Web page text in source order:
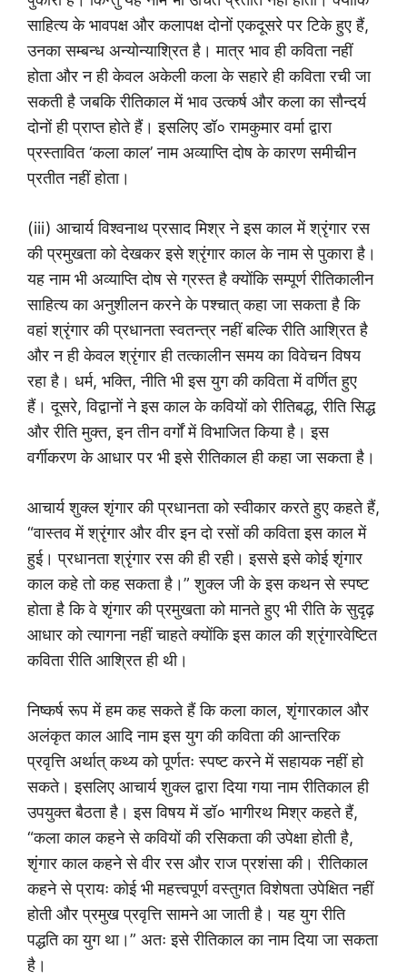
साहित्य के भावपक्ष और कलापक्ष दोनों एकदूसरे पर टिके हुए हैं,
उनका सम्बन्ध अन्योन्याश्रित है। मात्र भाव ही कविता नहीं
होता और न ही केवल अकेली कला के सहारे ही कविता रची जा
सकती है जबकि रीतिकाल में भाव उत्कर्ष और कला का सौन्दर्य
दोनों ही प्राप्त होते हैं। इसलिए डॉ० रामकुमार वर्मा द्वारा
प्रस्तावित ‘कला काल’ नाम अव्याप्ति दोष के कारण समीचीन
प्रतीत नहीं होता।
(iii) आचार्य विश्वनाथ प्रसाद मिश्र ने इस काल में श्रृंगार रस
की प्रमुखता को देखकर इसे श्रृंगार काल के नाम से पुकारा है।
यह नाम भी अव्याप्ति दोष से ग्रस्त है क्योंकि सम्पूर्ण रीतिकालीन
साहित्य का अनुशीलन करने के पश्चात् कहा जा सकता है कि
वहां श्रृंगार की प्रधानता स्वतन्त्र नहीं बल्कि रीति आश्रित है
और न ही केवल श्रृंगार ही तत्कालीन समय का विवेचन विषय
रहा है। धर्म, भक्ति, नीति भी इस युग की कविता में वर्णित हुए
हैं। दूसरे, विद्वानों ने इस काल के कवियों को रीतिबद्ध, रीति सिद्ध
और रीति मुक्त, इन तीन वर्गों में विभाजित किया है। इस
वर्गीकरण के आधार पर भी इसे रीतिकाल ही कहा जा सकता है।
आचार्य शुक्ल शृंगार की प्रधानता को स्वीकार करते हुए कहते हैं,
“वास्तव में श्रृंगार और वीर इन दो रसों की कविता इस काल में
हुई। प्रधानता श्रृंगार रस की ही रही। इससे इसे कोई शृंगार
काल कहे तो कह सकता है।” शुक्ल जी के इस कथन से स्पष्ट
होता है कि वे शृंगार की प्रमुखता को मानते हुए भी रीति के सुदृढ़
आधार को त्यागना नहीं चाहते क्योंकि इस काल की श्रृंगारवेष्टित
कविता रीति आश्रित ही थी।
निष्कर्ष रूप में हम कह सकते हैं कि कला काल, शृंगारकाल और
अलंकृत काल आदि नाम इस युग की कविता की आन्तरिक
प्रवृत्ति अर्थात् कथ्य को पूर्णतः स्पष्ट करने में सहायक नहीं हो
सकते। इसलिए आचार्य शुक्ल द्वारा दिया गया नाम रीतिकाल ही
उपयुक्त बैठता है। इस विषय में डॉ० भागीरथ मिश्र कहते हैं,
“कला काल कहने से कवियों की रसिकता की उपेक्षा होती है,
शृंगार काल कहने से वीर रस और राज प्रशंसा की। रीतिकाल
कहने से प्रायः कोई भी महत्त्वपूर्ण वस्तुगत विशेषता उपेक्षित नहीं
होती और प्रमुख प्रवृत्ति सामने आ जाती है। यह युग रीति
पद्धति का युग था।” अतः इसे रीतिकाल का नाम दिया जा सकता
है।